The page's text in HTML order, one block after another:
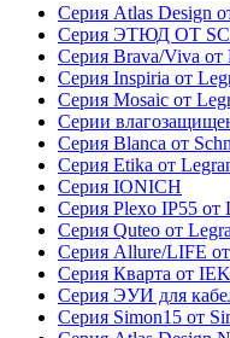
Серия Atlas Design
Серия ЭТЮД ОТ
Серия Brava/Viva от
Серия Inspiria от
Серия Mosaic от
Серии
Серия Blanca от
Серия Etika от
Серия IONICH
Серия Plexo IP55 от
Серия Quteo от
Серия Allure/LIFE
Серия Кварта от IEK
Серия ЭУИ для
Серия Simon15 от